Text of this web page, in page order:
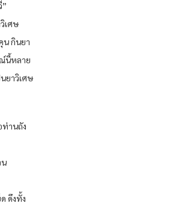
เศษ
น กินยา
นี้หลาย
ยาวิเศษ
านถัง
น
ดึงทั้ง